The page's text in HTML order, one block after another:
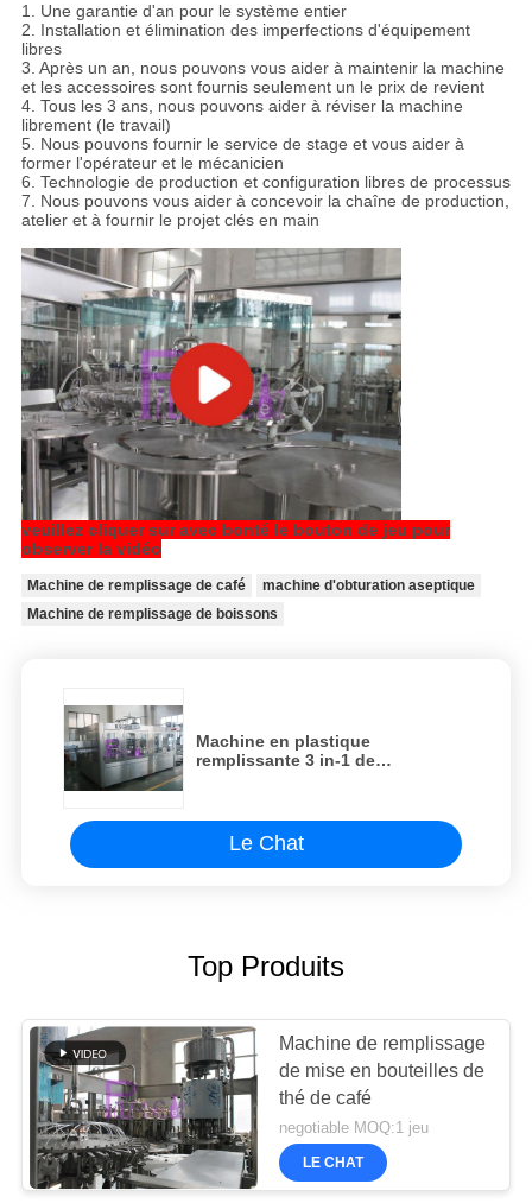
1. Une garantie d'an pour le système entier
2. Installation et élimination des imperfections d'équipement
libres
3. Après un an, nous pouvons vous aider à maintenir la machine
et les accessoires sont fournis seulement un le prix de revient
4. Tous les 3 ans, nous pouvons aider à réviser la machine
librement (le travail)
5. Nous pouvons fournir le service de stage et vous aider à
former l'opérateur et le mécanicien
6. Technologie de production et configuration libres de processus
7. Nous pouvons vous aider à concevoir la chaîne de production,
atelier et à fournir le projet clés en main
veuillez cliquer sur avec bonté le bouton de jeu pour
observer la vidéo
Machine de remplissage de café
machine d'obturation aseptique
Machine de remplissage de boissons
Machine en plastique
remplissante 3 in-1 de
automatique industrielle
Le Chat
Top Produits
Machine de remplissage
de mise en bouteilles de
thé de café
negotiable MOQ:1 jeu
LE CHAT